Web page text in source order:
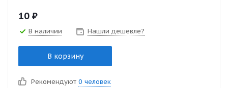
10 ₽
В наличии Нашли дешевле?
В корзину
Рекомендуют 0 человек